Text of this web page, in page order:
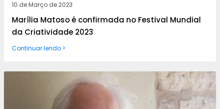
10 de Março de 2023
Marília Matoso é confirmada no Festival Mundial
da Criatividade 2023
Continuar lendo >